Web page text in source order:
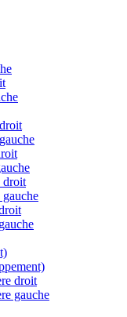
droit
droit
gauche